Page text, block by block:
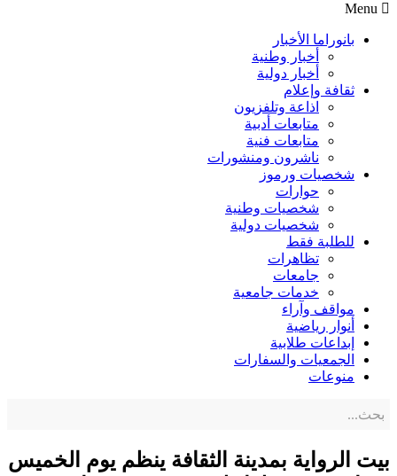
Menu
بانوراما الأخبار
أخبار وطنية
أخبار دولية
ثقافة وإعلام
اذاعة وتلفزيون
متابعات أدبية
متابعات فنية
ناشرون ومنشورات
شخصيات ورموز
حوارات
شخصيات وطنية
شخصيات دولية
للطلبة فقط
تظاهرات
جامعات
خدمات جامعية
مواقف وآراء
أنوار رياضية
إبداعات طلابية
الجمعيات والسفارات
منوعات
بيت الرواية بمدينة الثقافة ينظم يوم الخميس